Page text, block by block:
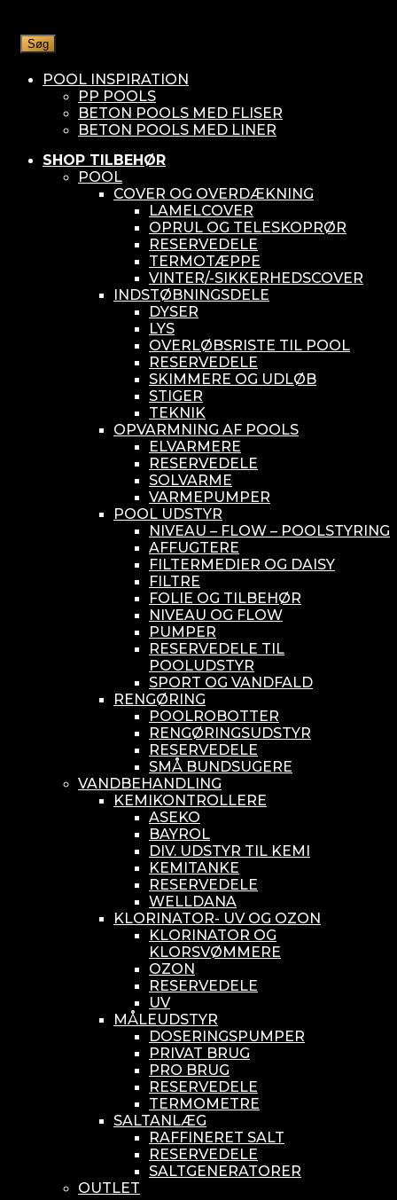
Søg
POOL INSPIRATION
PP POOLS
BETON POOLS MED FLISER
BETON POOLS MED LINER
SHOP TILBEHØR
POOL
COVER OG OVERDÆKNING
LAMELCOVER
OPRUL OG TELESKOPRØR
RESERVEDELE
TERMOTÆPPE
VINTER/-SIKKERHEDSCOVER
INDSTØBNINGSDELE
DYSER
LYS
OVERLØBSRISTE TIL POOL
RESERVEDELE
SKIMMERE OG UDLØB
STIGER
TEKNIK
OPVARMNING AF POOLS
ELVARMERE
RESERVEDELE
SOLVARME
VARMEPUMPER
POOL UDSTYR
NIVEAU – FLOW – POOLSTYRING
AFFUGTERE
FILTERMEDIER OG DAISY
FILTRE
FOLIE OG TILBEHØR
NIVEAU OG FLOW
PUMPER
RESERVEDELE TIL
POOLUDSTYR
SPORT OG VANDFALD
RENGØRING
POOLROBOTTER
RENGØRINGSUDSTYR
RESERVEDELE
SMÅ BUNDSUGERE
VANDBEHANDLING
KEMIKONTROLLERE
ASEKO
BAYROL
DIV. UDSTYR TIL KEMI
KEMITANKE
RESERVEDELE
WELLDANA
KLORINATOR- UV OG OZON
KLORINATOR OG
KLORSVØMMERE
OZON
RESERVEDELE
UV
MÅLEUDSTYR
DOSERINGSPUMPER
PRIVAT BRUG
PRO BRUG
RESERVEDELE
TERMOMETRE
SALTANLÆG
RAFFINERET SALT
RESERVEDELE
SALTGENERATORER
OUTLET